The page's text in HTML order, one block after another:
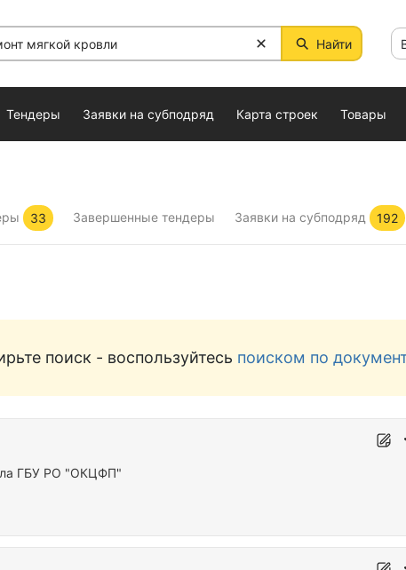
Найти
Тендеры Заявки на субподряд Карта строек Товары
33 Завершенные тендеры Заявки на субподряд 192
поиск - воспользуйтесь поиском по
ГБУ РО "ОКЦФП"